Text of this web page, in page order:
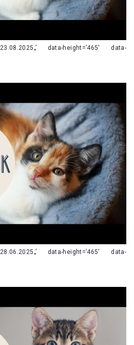
data-height=’465′ data-
data-height=’465′ data-